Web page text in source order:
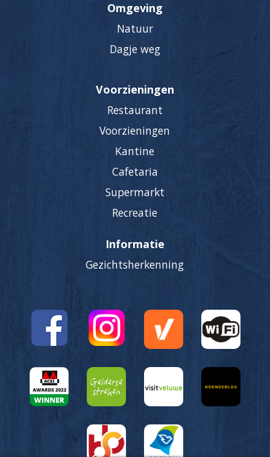
Omgeving
Natuur
Dagje weg
Voorzieningen
Restaurant
Voorzieningen
Kantine
Cafetaria
Supermarkt
Recreatie
Informatie
Gezichtsherkenning